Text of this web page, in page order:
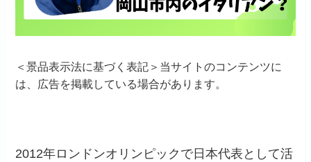
＜景品表示法に基づく表記＞当サイトのコンテンツに
は、広告を掲載している場合があります。
2012年ロンドンオリンピックで日本代表として活